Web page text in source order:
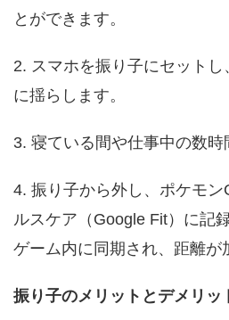
とができます。
2. スマホを振り子にセット
に揺らします。
3. 寝ている間や仕事中の数時
4. 振り子から外し、ポケモ
ルスケア（Google Fit）に記
ゲーム内に同期され、距離が
振り子のメリットとデメリッ